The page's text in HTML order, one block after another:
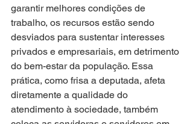
garantir melhores condições de
trabalho, os recursos estão sendo
desviados para sustentar interesses
privados e empresariais, em detrimento
do bem-estar da população. Essa
prática, como frisa a deputada, afeta
diretamente a qualidade do
atendimento à sociedade, também